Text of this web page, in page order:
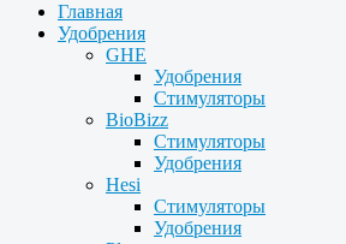
Главная
Удобрения
GHE
Удобрения
Стимуляторы
BioBizz
Стимуляторы
Удобрения
Hesi
Стимуляторы
Удобрения